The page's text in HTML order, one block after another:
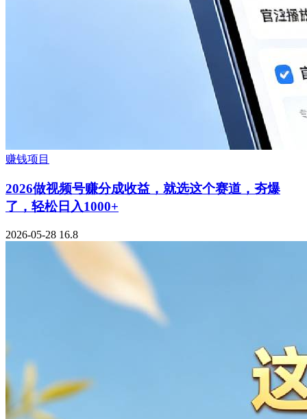
赚钱项目
2026做视频号赚分成收益，就选这个赛道，夯爆
了，轻松日入1000+
2026-05-28 16.8